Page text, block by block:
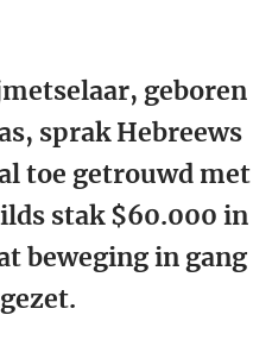
geboren
sprak Hebreews
toe getrouwd met
stak $60.000 in
beweging in gang